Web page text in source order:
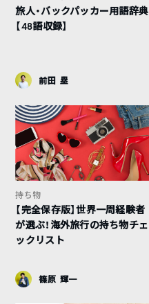
旅人・バックパッカー用語辞典
【48語収録】
前田 塁
持ち物
【完全保存版】世界一周経験者
が選ぶ！海外旅行の持ち物チェ
ックリスト
篠原 輝一